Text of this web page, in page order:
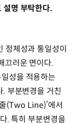
설명 부탁한다.
정체성과 통일성이
끄러운 면이다.
성을 적용하는
부분변경을 거친
(Two Line)’에서
. 특히 부분변경을